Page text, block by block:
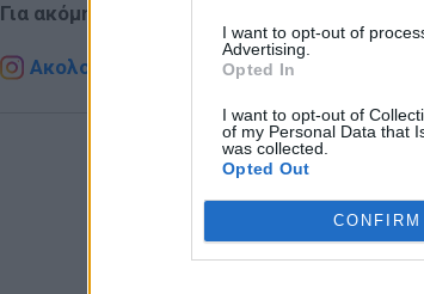
I want to opt-out of
Advertising.
Opted In
I want to opt-out of
of my Personal Data that
was collected.
Opted Out
CONFIRM
Για ακόμη περισσότερα
Ακολουθήστε το E-Radio.gr και στο
ΔΙΑΦΗΜΙΣΗ